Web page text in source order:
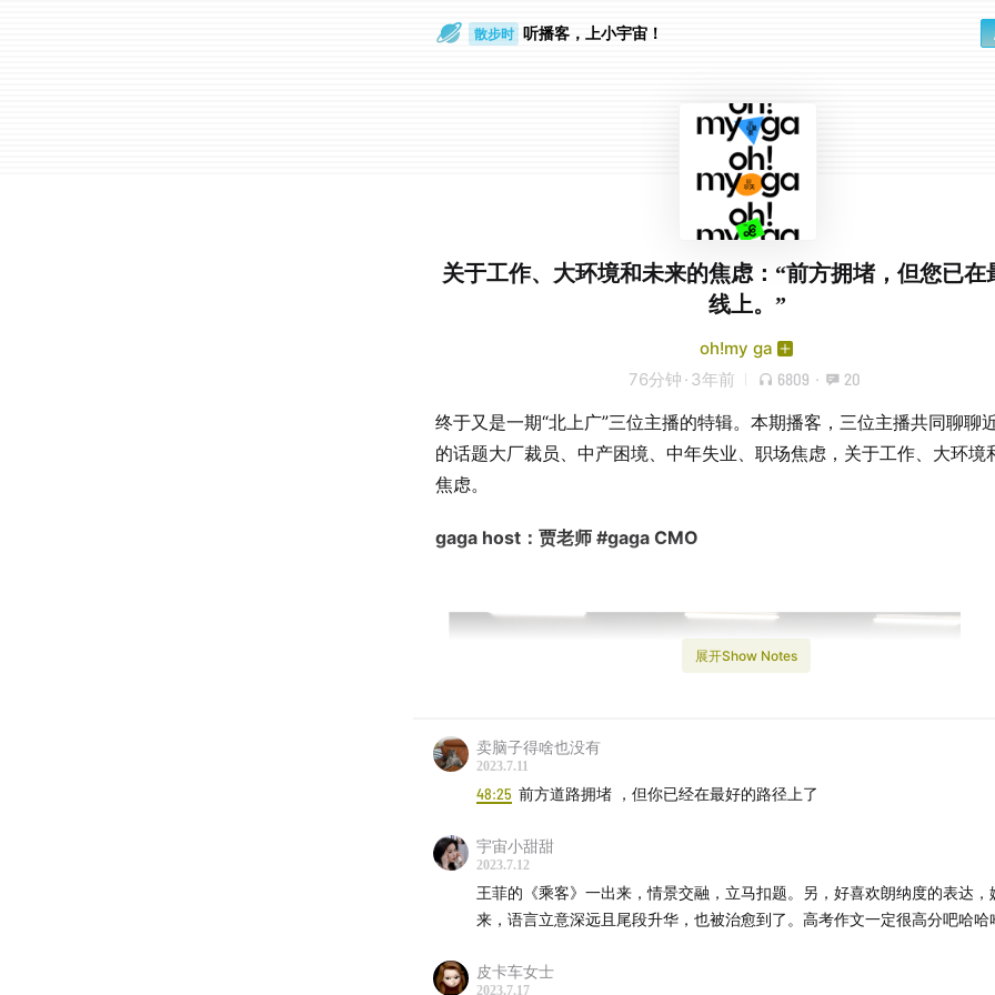
通勤路上 听播客，上小宇宙！
关于工作、大环境和未来的焦虑：“前方拥堵，但您已在
线上。”
oh!my ga
76分钟 · 3年前 6809 · 20
终于又是一期“北上广”三位主播的特辑。本期播客，三位主播共同聊聊
的话题大厂裁员、中产困境、中年失业、职场焦虑，关于工作、大环境
焦虑。
gaga host：贾老师 #gaga CMO
展开Show Notes
卖脑子得啥也没有
2023.7.11
48:25 前方道路拥堵 ，但你已经在最好的路径上了
宇宙小甜甜
2023.7.12
王菲的《乘客》一出来，情景交融，立马扣题。另，好喜欢朗纳度的表达，
来，语言立意深远且尾段升华，也被治愈到了。高考作文一定很高分吧哈哈
皮卡车女士
2023.7.17